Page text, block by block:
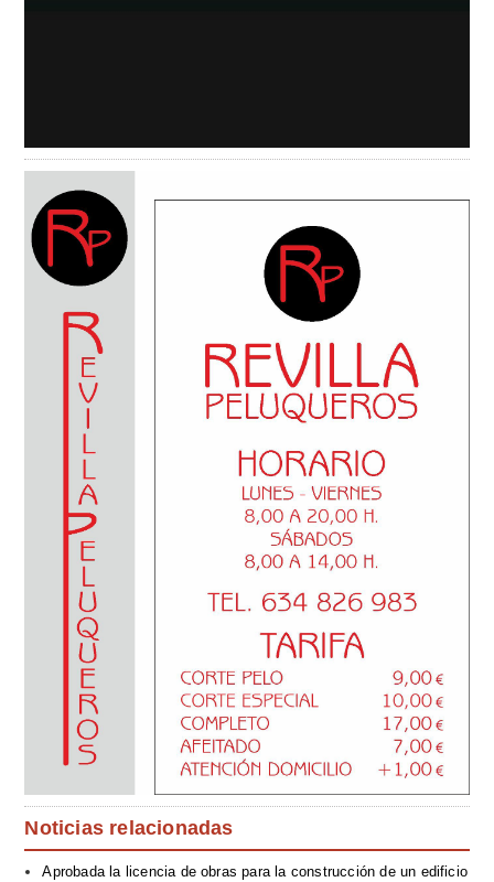
Noticias relacionadas
Aprobada la licencia de obras para la construcción de un edificio